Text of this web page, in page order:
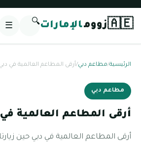
🇦🇪زوومالإمارات🔍
☰
الرئيسية/مطاعم دبي/أرقى المطاعم العالمية في دبي
مطاعم دبي
أرقى المطاعم العالمية في
أرقى المطاعم العالمية في دبي حين